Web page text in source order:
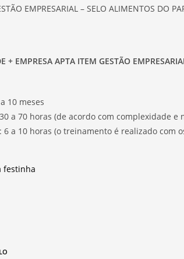
EMPRESARIAL – SELO ALIMENTOS DO
+ EMPRESA APTA ITEM GESTÃO
10 meses
a 70 horas (de acordo com complexidade e
a 10 horas (o treinamento é realizado com
festinha